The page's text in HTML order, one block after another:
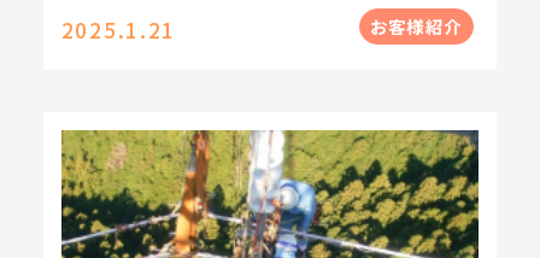
2025.1.21 お客様紹介